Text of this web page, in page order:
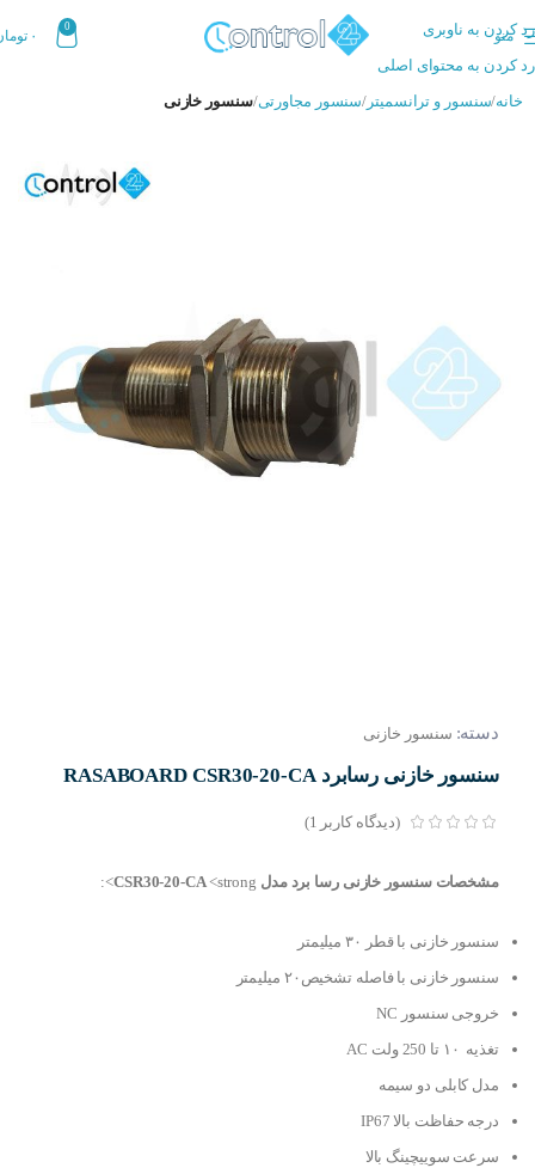
رد کردن به ناوبری
رد کردن به محتوای اصلی
منو
0
۰
خانه سنسور و ترانسمیتر سنسور مجاورتی سنسور خازنی
دسته: سنسور خازنی
سنسور خازنی رسابرد RASABOARD CSR30-20-CA
(دیدگاه کاربر 1
)
مشخصات سنسور خازنی رسا برد مدل CSR30-20-CA <strong>:
سنسور خازنی با قطر ۳۰ میلیمتر
سنسور خازنی با فاصله تشخیص۲۰ میلیمتر
خروجی سنسور NC
تغذیه ۱۰ تا 250 ولت AC
مدل کابلی دو سیمه
درجه حفاظت بالا IP67
سرعت سوییچینگ بالا